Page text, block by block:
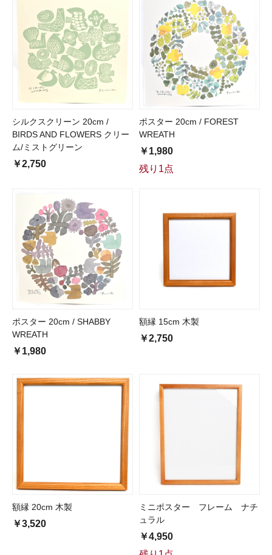
シルクスクリーン 20cm /
BIRDS AND FLOWERS クリー
ム/ミストグリーン
￥2,750
ポスター 20cm / FOREST
WREATH
￥1,980
残り1点
ポスター 20cm / SHABBY
WREATH
￥1,980
額縁 15cm 木製
￥2,750
額縁 20cm 木製
￥3,520
ミニポスター フレーム ナチ
ュラル
￥4,950